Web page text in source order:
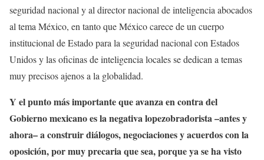
seguridad nacional y al director nacional de inteligencia abocados
al tema México, en tanto que México carece de un cuerpo
institucional de Estado para la seguridad nacional con Estados
Unidos y las oficinas de inteligencia locales se dedican a temas
muy precisos ajenos a la globalidad.
Y el punto más importante que avanza en contra del
Gobierno mexicano es la negativa lopezobradorista –antes y
ahora– a construir diálogos, negociaciones y acuerdos con la
oposición, por muy precaria que sea, porque ya se ha visto